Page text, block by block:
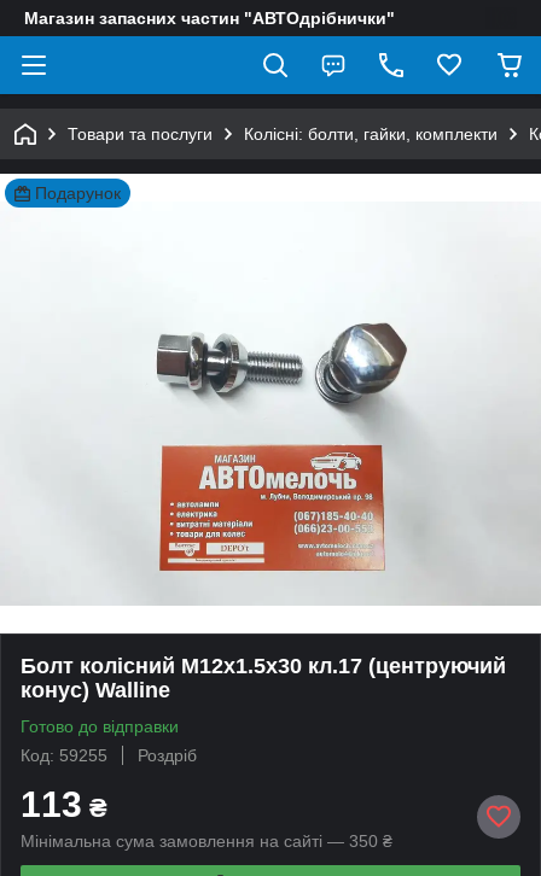
Магазин запасних частин "АВТОдрібнички"
Товари та послуги Колісні: болти, гайки, комплекти
Подарунок
Болт колісний М12х1.5х30 кл.17 (центруючий
конус) Walline
Готово до відправки
Код: 59255
Роздріб
113 ₴
Мінімальна сума замовлення на сайті — 350 ₴